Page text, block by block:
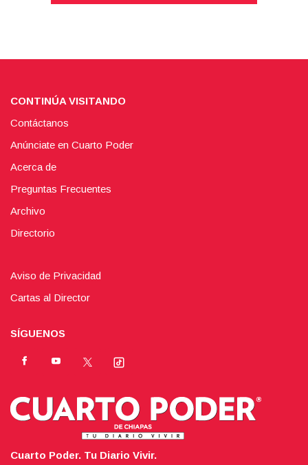
CONTINÚA VISITANDO
Contáctanos
Anúnciate en Cuarto Poder
Acerca de
Preguntas Frecuentes
Archivo
Directorio
Aviso de Privacidad
Cartas al Director
SÍGUENOS
Cuarto Poder. Tu Diario Vivir.